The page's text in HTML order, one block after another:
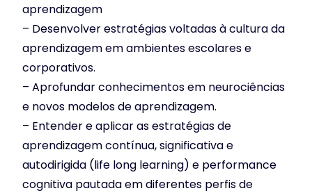
aprendizagem
– Desenvolver estratégias voltadas à cultura da
aprendizagem em ambientes escolares e
corporativos.
– Aprofundar conhecimentos em neurociências
e novos modelos de aprendizagem.
– Entender e aplicar as estratégias de
aprendizagem contínua, significativa e
autodirigida (life long learning) e performance
cognitiva pautada em diferentes perfis de